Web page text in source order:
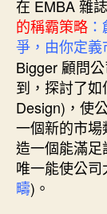
在 EMBA 雜
的稱霸策略
爭，由你定義
Bigger 顧問
到，探討了
Design)，使
一個新的市場
造一個能滿
唯一能使公
疇)。